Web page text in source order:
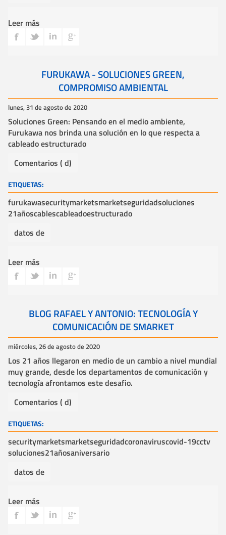
Leer más
FURUKAWA - SOLUCIONES GREEN,
COMPROMISO AMBIENTAL
lunes, 31 de agosto de 2020
Soluciones Green: Pensando en el medio ambiente,
Furukawa nos brinda una solución en lo que respecta a
cableado estructurado
Comentarios ( d)
ETIQUETAS:
furukawasecuritymarketsmarketseguridadsoluciones
21añoscablescableadoestructurado
datos de
Leer más
BLOG RAFAEL Y ANTONIO: TECNOLOGÍA Y
COMUNICACIÓN DE SMARKET
miércoles, 26 de agosto de 2020
Los 21 años llegaron en medio de un cambio a nivel mundial
muy grande, desde los departamentos de comunicación y
tecnología afrontamos este desafio.
Comentarios ( d)
ETIQUETAS:
securitymarketsmarketseguridadcoronaviruscovid-19cctv
soluciones21añosaniversario
datos de
Leer más